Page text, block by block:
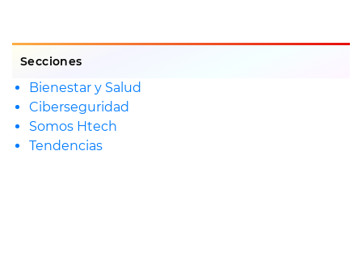
Secciones
Bienestar y Salud
Ciberseguridad
Somos Htech
Tendencias